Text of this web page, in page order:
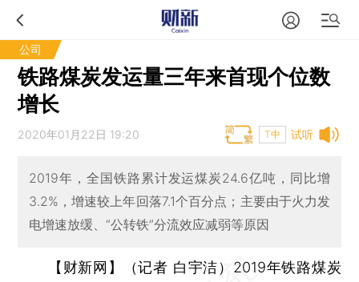
公司
铁路煤炭发运量三年来首现个位数
增长
试听
2020年01月22日 19:20 T中
2019年，全国铁路累计发运煤炭24.6亿吨，同比增
3.2%，增速较上年回落7.1个百分点；主要由于火力发
电增速放缓、“公转铁”分流效应减弱等原因
【财新网】（记者 白宇洁） 2019年铁路煤炭